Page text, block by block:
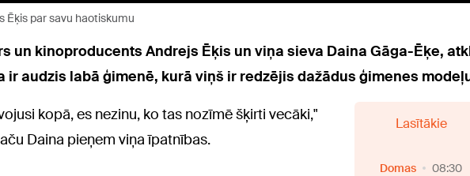
Ēķis par savu haotiskumu
un kinoproducents Andrejs Ēķis un viņa sieva Daina Gāga-Ēķe,
audzis labā ģimenē, kurā viņš ir redzējis dažādus ģimenes
kopā, es nezinu, ko tas nozīmē šķirti vecāki,"
Daina pieņem viņa īpatnības.
Lasītākie
Domas 08:30